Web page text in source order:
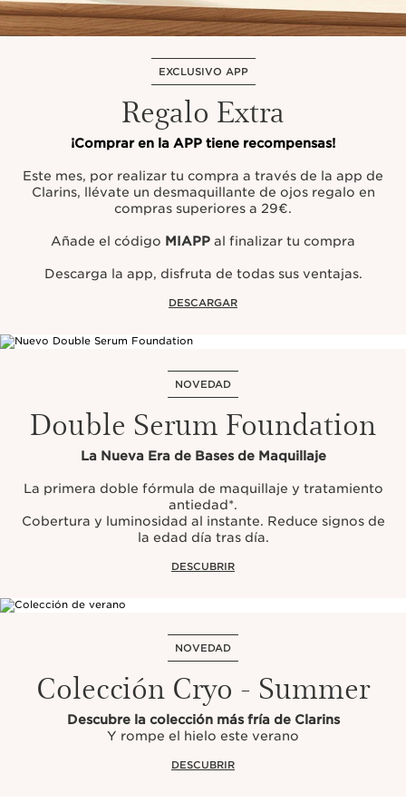
EXCLUSIVO APP
Regalo Extra
¡Comprar en la APP tiene recompensas!
Este mes, por realizar tu compra a través de la app de
Clarins, llévate un desmaquillante de ojos regalo en
compras superiores a 29€.
Añade el código MIAPP al finalizar tu compra
Descarga la app, disfruta de todas sus ventajas.
DESCARGAR
NOVEDAD
Double Serum Foundation
La Nueva Era de Bases de Maquillaje
La primera doble fórmula de maquillaje y tratamiento
antiedad*.
Cobertura y luminosidad al instante. Reduce signos de
la edad día tras día.
DESCUBRIR
NOVEDAD
Colección Cryo - Summer
Descubre la colección más fría de Clarins
Y rompe el hielo este verano
DESCUBRIR